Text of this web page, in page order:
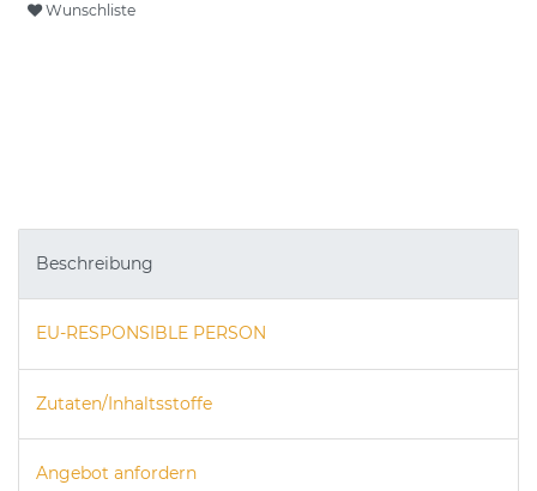
Wunschliste
Beschreibung
EU-RESPONSIBLE PERSON
Zutaten/Inhaltsstoffe
Angebot anfordern